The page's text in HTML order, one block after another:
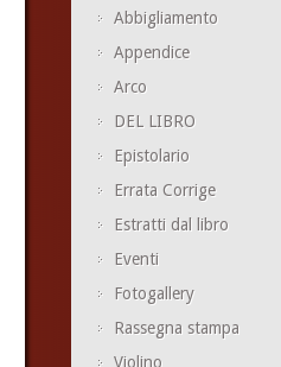
Abbigliamento
Appendice
Arco
DEL LIBRO
Epistolario
Errata Corrige
Estratti dal libro
Eventi
Fotogallery
Rassegna stampa
Violino